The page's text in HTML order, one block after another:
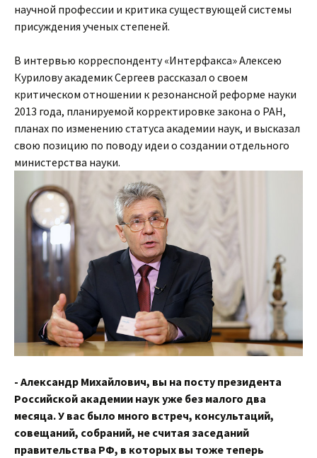
научной профессии и критика существующей системы
присуждения ученых степеней.
В интервью корреспонденту «Интерфакса» Алексею
Курилову академик Сергеев рассказал о своем
критическом отношении к резонансной реформе науки
2013 года, планируемой корректировке закона о РАН,
планах по изменению статуса академии наук, и высказал
свою позицию по поводу идеи о создании отдельного
министерства науки.
- Александр Михайлович, вы на посту президента
Российской академии наук уже без малого два
месяца. У вас было много встреч, консультаций,
совещаний, собраний, не считая заседаний
правительства РФ, в которых вы тоже теперь